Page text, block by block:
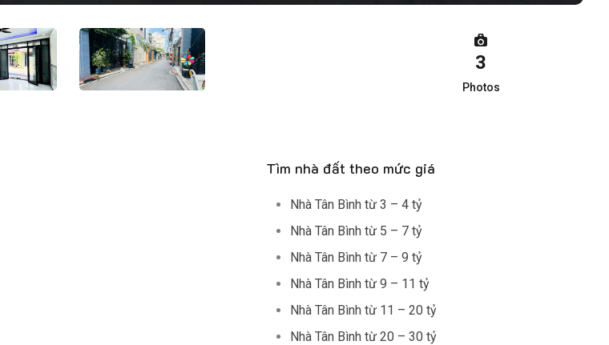
3
Photos
Tìm nhà đất theo mức giá
Nhà Tân Bình từ 3 – 4 tỷ
Nhà Tân Bình từ 5 – 7 tỷ
Nhà Tân Bình từ 7 – 9 tỷ
Nhà Tân Bình từ 9 – 11 tỷ
Nhà Tân Bình từ 11 – 20 tỷ
Nhà Tân Bình từ 20 – 30 tỷ